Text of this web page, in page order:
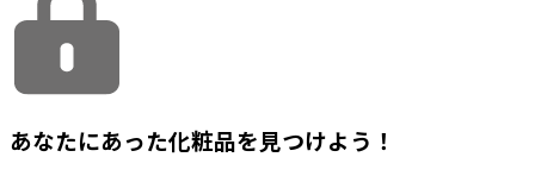
あなたにあった化粧品を見つけよう！